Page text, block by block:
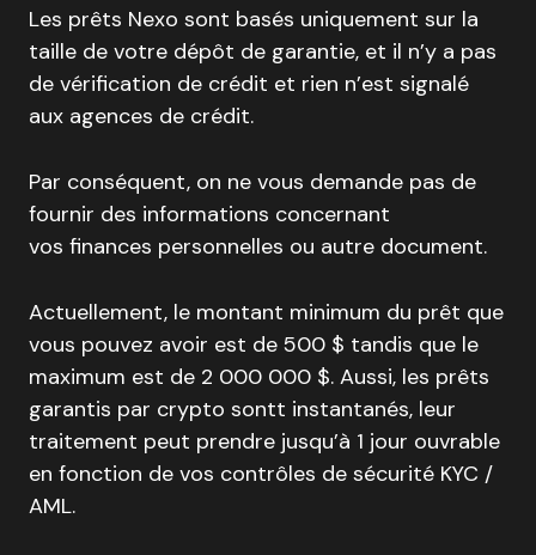
Les prêts Nexo sont basés uniquement sur la
taille de votre dépôt de garantie, et il n’y a pas
de vérification de crédit et rien n’est signalé
aux agences de crédit.
Par conséquent, on ne vous demande pas de
fournir des informations concernant
vos finances personnelles ou autre document.
Actuellement, le montant minimum du prêt que
vous pouvez avoir est de 500 $ tandis que le
maximum est de 2 000 000 $. Aussi, les prêts
garantis par crypto sontt instantanés, leur
traitement peut prendre jusqu’à 1 jour ouvrable
en fonction de vos contrôles de sécurité KYC /
AML.